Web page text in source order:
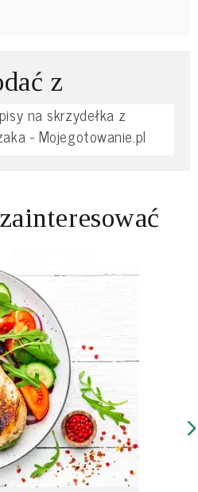
z
na skrzydełka z
- Mojegotowanie.pl